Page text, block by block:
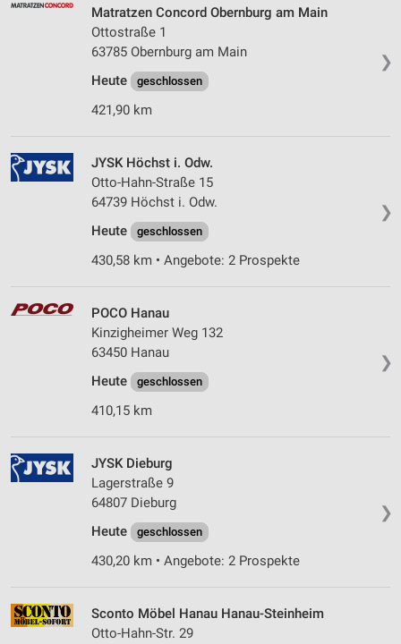
❯
Matratzen Concord Obernburg am Main
Ottostraße 1
63785 Obernburg am Main
Heute
geschlossen
421,90 km
❯
JYSK Höchst i. Odw.
Otto-Hahn-Straße 15
64739 Höchst i. Odw.
Heute
geschlossen
430,58 km • Angebote: 2 Prospekte
❯
POCO Hanau
Kinzigheimer Weg 132
63450 Hanau
Heute
geschlossen
410,15 km
❯
JYSK Dieburg
Lagerstraße 9
64807 Dieburg
Heute
geschlossen
430,20 km • Angebote: 2 Prospekte
Sconto Möbel Hanau Hanau-Steinheim
Otto-Hahn-Str. 29